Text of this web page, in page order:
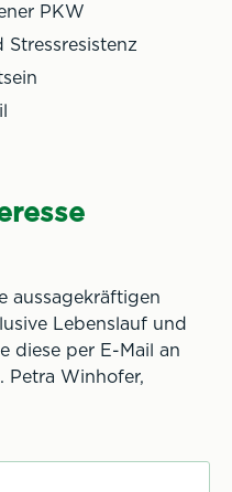
PKW
Stressresistenz
aussagekräftigen
Lebenslauf und
diese per E-Mail an
Petra Winhofer,